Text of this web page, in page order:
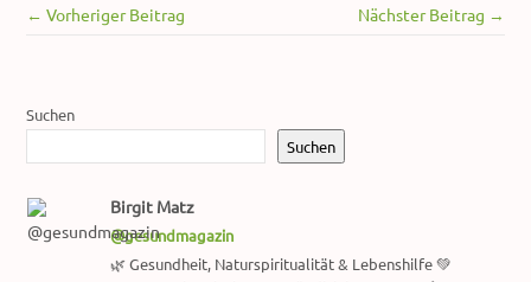
← Vorheriger Beitrag Nächster Beitrag →
Suchen
Suchen
Birgit Matz
@gesundmagazin
🌿 Gesundheit, Naturspiritualität & Lebenshilfe 💚